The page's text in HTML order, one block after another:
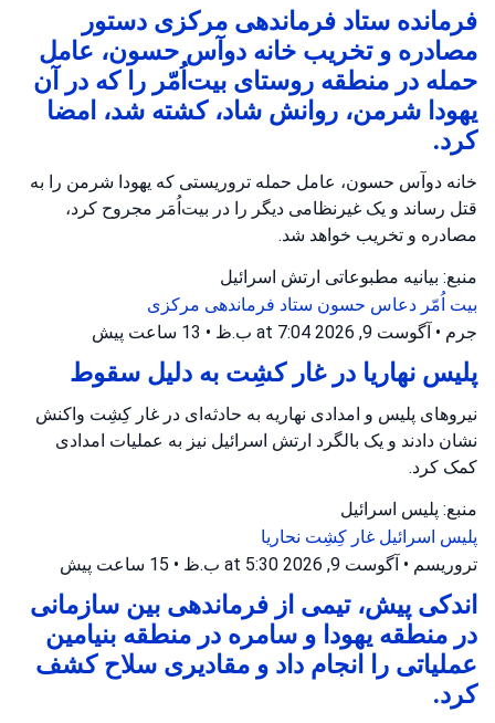
فرمانده ستاد فرماندهی مرکزی دستور
مصادره و تخریب خانه دوآس حسون، عامل
حمله در منطقه روستای بیت‌اُمّر را که در آن
یهودا شرمن، روانش شاد، کشته شد، امضا
کرد.
خانه دوآس حسون، عامل حمله تروریستی که یهودا شرمن را به
قتل رساند و یک غیرنظامی دیگر را در بیت‌اُمَر مجروح کرد،
مصادره و تخریب خواهد شد.
منبع: بیانیه مطبوعاتی ارتش اسرائیل
بیت اُمّر دعاس حسون ستاد فرماندهی مرکزی
جرم • آگوست 9, 2026 at 7:04 ب.ظ • 13 ساعت پیش
پلیس نهاریا در غار کشِت به دلیل سقوط
نیروهای پلیس و امدادی نهاریه به حادثه‌ای در غار کِشِت واکنش
نشان دادند و یک بالگرد ارتش اسرائیل نیز به عملیات امدادی
کمک کرد.
منبع: پلیس اسرائیل
پلیس اسرائیل غار کِشِت نحاریا
تروریسم • آگوست 9, 2026 at 5:30 ب.ظ • 15 ساعت پیش
اندکی پیش، تیمی از فرماندهی بین سازمانی
در منطقه یهودا و سامره در منطقه بنیامین
عملیاتی را انجام داد و مقادیری سلاح کشف
کرد.